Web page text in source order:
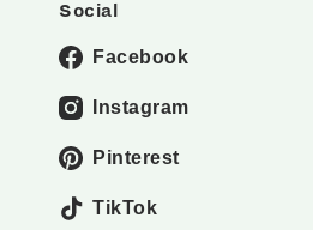
Social
Facebook
Instagram
Pinterest
TikTok